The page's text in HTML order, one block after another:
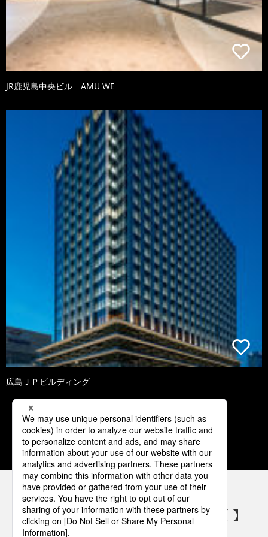
JR鹿児島中央ビル AMU WE
広島ＪＰビルディング
2 3 4 5 6
パナソニックの電気設備 SNSアカウント